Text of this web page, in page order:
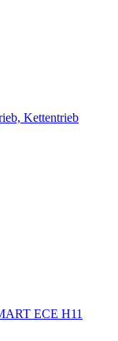
Kettentrieb
ECE H11